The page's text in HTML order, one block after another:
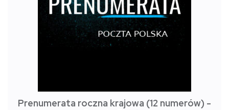
Prenumerata roczna krajowa (12 numerów) -